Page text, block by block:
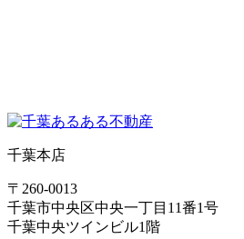
千葉本店
〒260-0013
千葉市中央区中央一丁目11番1号
千葉中央ツインビル1階